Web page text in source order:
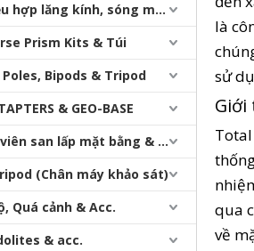
Bộ điều hợp lăng kính, sóng mang & bộ nhớ
Prism Kits & Túi
Bipods & Tripod
& GEO-BASE
Nhân viên san lấp mặt bằng & Bipod
(Chân máy khảo sát)
Quá cảnh & Acc.
& acc.
là
sử
Giới
qua
về